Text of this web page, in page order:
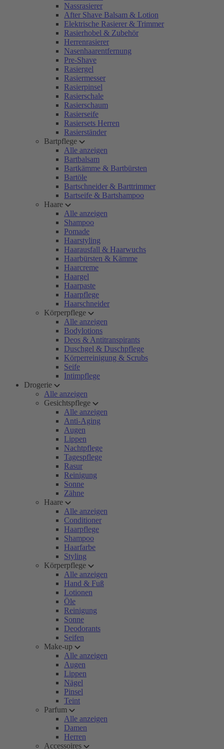
Nassrasierer
After Shave Balsam & Lotion
Elektrische Rasierer & Trimmer
Rasierhobel & Zubehör
Herrenrasierer
Nasenhaarentfernung
Pre-Shave
Rasiergel
Rasiermesser
Rasierpinsel
Rasierschale
Rasierschaum
Rasierseife
Rasiersets Herren
Rasierständer
Bartpflege
Alle anzeigen
Bartbalsam
Bartkämme & Bartbürsten
Bartöle
Bartschneider & Barttrimmer
Bartseife & Bartshampoo
Haare
Alle anzeigen
Shampoo
Pomade
Haarstyling
Haarausfall & Haarwuchs
Haarbürsten & Kämme
Haarcreme
Haargel
Haarpaste
Haarpflege
Haarschneider
Körperpflege
Alle anzeigen
Bodylotions
Deos & Antitranspirants
Duschgel & Duschpflege
Körperreinigung & Scrubs
Seife
Intimpflege
Drogerie
Alle anzeigen
Gesichtspflege
Alle anzeigen
Anti-Aging
Augen
Lippen
Nachtpflege
Tagespflege
Rasur
Reinigung
Sonne
Zähne
Haare
Alle anzeigen
Conditioner
Haarpflege
Shampoo
Haarfarbe
Styling
Körperpflege
Alle anzeigen
Hand & Fuß
Lotionen
Öle
Reinigung
Sonne
Deodorants
Seifen
Make-up
Alle anzeigen
Augen
Lippen
Nägel
Pinsel
Teint
Parfum
Alle anzeigen
Damen
Herren
Accessoires